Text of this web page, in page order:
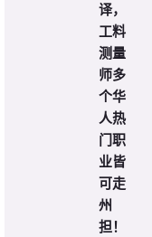
译，
工料
测量
师多
个华
人热
门职
业皆
可走
州
担！